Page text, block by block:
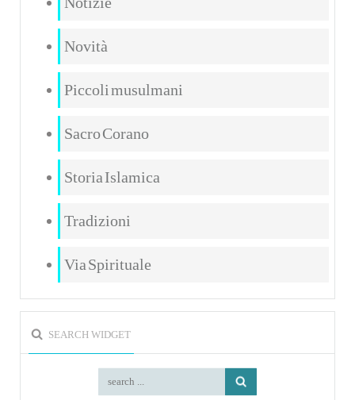
Novità
Piccoli musulmani
Sacro Corano
Storia Islamica
Tradizioni
Via Spirituale
SEARCH WIDGET